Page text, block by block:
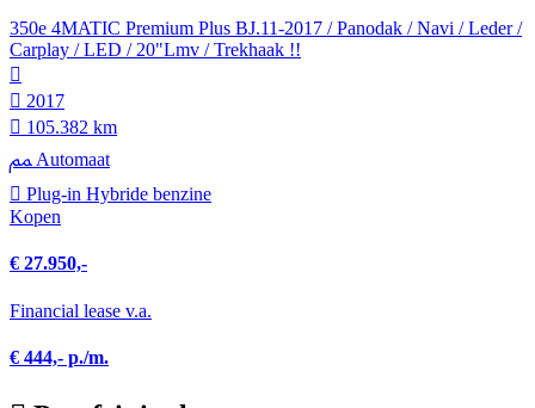
350e 4MATIC Premium Plus BJ.11-2017 / Panodak / Navi / Leder /
Carplay / LED / 20"Lmv / Trekhaak !!
2017
105.382 km
Automaat
Plug-in Hybride benzine
Kopen
€ 27.950,-
Financial lease v.a.
€ 444,- p./m.